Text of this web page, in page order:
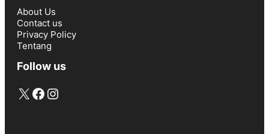
About Us
Contact us
Privacy Policy
Tentang
Follow us
X Facebook
Instagram